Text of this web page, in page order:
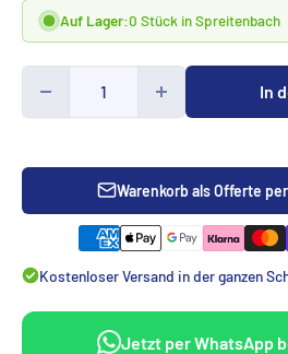
Auf Lager:0 Stück in Spreitenbach
In
Warenkorb als Offerte
Kostenloser Versand in der ganzen
Jetzt per WhatsApp